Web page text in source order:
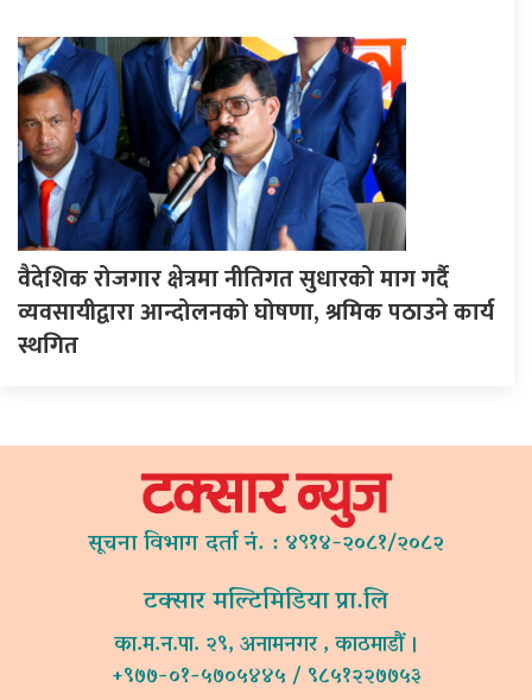
वैदेशिक रोजगार क्षेत्रमा नीतिगत सुधारको माग गर्दै
व्यवसायीद्वारा आन्दोलनको घोषणा, श्रमिक पठाउने कार्य
स्थगित
सूचना विभाग दर्ता नं. : ४९१४-२०८१/२०८२
टक्सार मल्टिमिडिया प्रा.लि
का.म.न.पा. २९, अनामनगर , काठमाडौं ।
+९७७-०१-५७०५४४५ / ९८५१२२७७५३